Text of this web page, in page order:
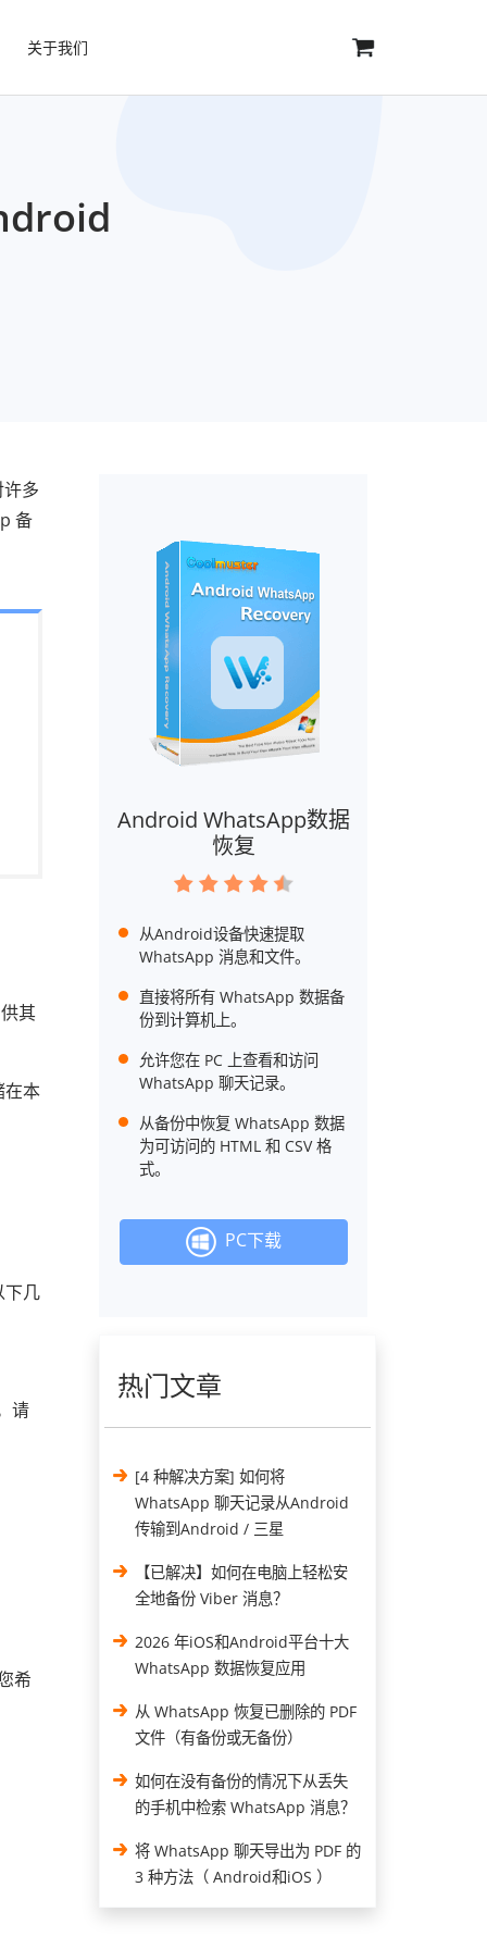
关于我们
多
备
其
在本
下几
请
希
Android WhatsApp数据
恢复
从Android设备快速提取
WhatsApp 消息和文件。
直接将所有 WhatsApp 数据备
份到计算机上。
允许您在 PC 上查看和访问
WhatsApp 聊天记录。
从备份中恢复 WhatsApp 数据
为可访问的 HTML 和 CSV 格
式。
PC下载
热门文章
[4 种解决方案] 如何将
WhatsApp 聊天记录从Android
传输到Android / 三星
【已解决】如何在电脑上轻松安
全地备份 Viber 消息？
2026 年iOS和Android平台十大
WhatsApp 数据恢复应用
从 WhatsApp 恢复已删除的 PDF
文件（有备份或无备份）
如何在没有备份的情况下从丢失
的手机中检索 WhatsApp 消息？
将 WhatsApp 聊天导出为 PDF 的
3 种方法（ Android和iOS ）